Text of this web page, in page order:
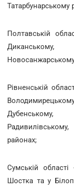
Татарбунарському
Полтавській
Диканському,
Рівненській
Дубенському,
районах;
Сумській
Шостка та у